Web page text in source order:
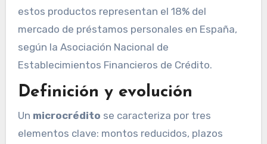
estos productos representan el 18% del
mercado de préstamos personales en España,
según la Asociación Nacional de
Establecimientos Financieros de Crédito.
Definición y evolución
Un microcrédito se caracteriza por tres
elementos clave: montos reducidos, plazos